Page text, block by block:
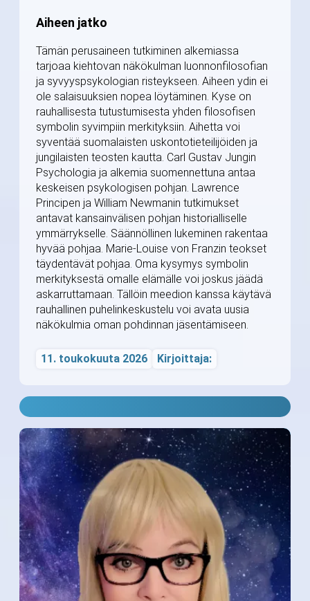
Aiheen jatko
Tämän perusaineen tutkiminen alkemiassa
tarjoaa kiehtovan näkökulman luonnonfilosofian
ja syvyyspsykologian risteykseen. Aiheen ydin ei
ole salaisuuksien nopea löytäminen. Kyse on
rauhallisesta tutustumisesta yhden filosofisen
symbolin syvimpiin merkityksiin. Aihetta voi
syventää suomalaisten uskontotieteilijöiden ja
jungilaisten teosten kautta. Carl Gustav Jungin
Psychologia ja alkemia suomennettuna antaa
keskeisen psykologisen pohjan. Lawrence
Principen ja William Newmanin tutkimukset
antavat kansainvälisen pohjan historialliselle
ymmärrykselle. Säännöllinen lukeminen rakentaa
hyvää pohjaa. Marie-Louise von Franzin teokset
täydentävät pohjaa. Oma kysymys symbolin
merkityksestä omalle elämälle voi joskus jäädä
askarruttamaan. Tällöin meedion kanssa käytävä
rauhallinen puhelinkeskustelu voi avata uusia
näkökulmia oman pohdinnan jäsentämiseen.
11. toukokuuta 2026 Kirjoittaja: